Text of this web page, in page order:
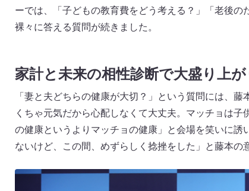
ーでは、「子どもの教育費をどう考える？」「老後
裸々に答える質問が続きました。
家計と未来の相性診断で大盛り上が
「妻と夫どちらの健康が大切？」という質問には、
くちゃ元気だから心配しなくて大丈夫。マッチョは
の健康というよりマッチョの健康」と会場を笑いに
ないけど、この間、めずらしく捻挫をした」と藤本の